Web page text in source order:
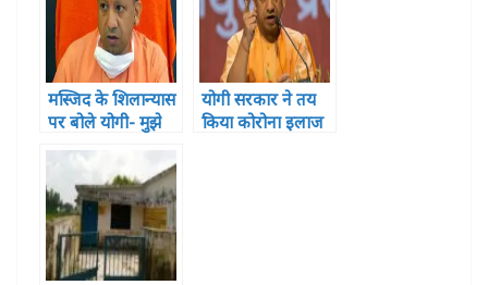
मस्जिद के शिलान्यास
पर बोले योगी- मुझे
कोई बुलाएगा नहीं
और मैं जाऊंगा नहीं
योगी सरकार ने तय
किया कोरोना इलाज